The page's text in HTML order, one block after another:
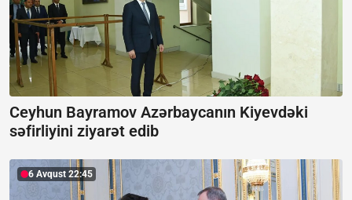
Ceyhun Bayramov Azərbaycanın Kiyevdəki
səfirliyini ziyarət edib
6 Avqust 22:45